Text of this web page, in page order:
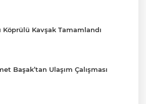
Köprülü Kavşak Tamamlandı
Başak’tan Ulaşım Çalışması